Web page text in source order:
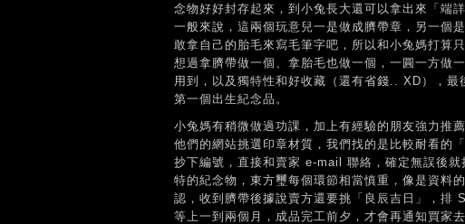
念物好好封存起來，到小兔長大還可以拿出來「端
一般來說，這兩個玩意兒一是做成臍帶章，另一個
敢拿自己的胎毛來寫毛筆字吧，所以和小兔媽打算
想過拿臍帶做一個、拿胎毛也做一個，一圓一方做
用到，以及獨特性和好收藏（還有省錢.. XD），
第一個出生紀念品。
小兔媽有稍微做過功課，加上有經驗的朋友強力推
他們的網站挑選印章材質，我們找的是比較耐看的
抄下編號，直接和賣家 e-mail 聯絡，確定無誤後
特的紀念物，東方璽每個環節相當慎重，像是資料
認，收到臍帶後據說賣方還要挑「良辰吉日」，排
等上一到兩個月，成品完工前夕，才會再通知買家